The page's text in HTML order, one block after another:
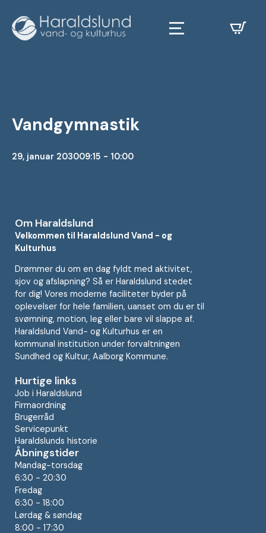
Vandgymnastik
29, januar 203009:15 - 10:00
Om Haraldslund
Velkommen til Haraldslund Vand - og
Kulturhus
Drømmer du om en dag fyldt med aktivitet,
sjov og afslapning? Så er Haraldslund stedet
for dig! Vores moderne faciliteter byder på
oplevelser for hele familien, uanset om du er til
svømning, motion, leg eller bare vil slappe af.
Haraldslund Vand- og Kulturhus er en
kommunal institution under forvaltningen
Sundhed og Kultur, Aalborg Kommune.
Hurtige links
Job i Haraldslund
Firmaordning
Brugerråd
Servicepunkt
Haraldslunds historie
Åbningstider
Mandag-torsdag
6:30 - 20:30
Fredag
6:30 - 18:00
Lørdag & søndag
8:00 - 17:30